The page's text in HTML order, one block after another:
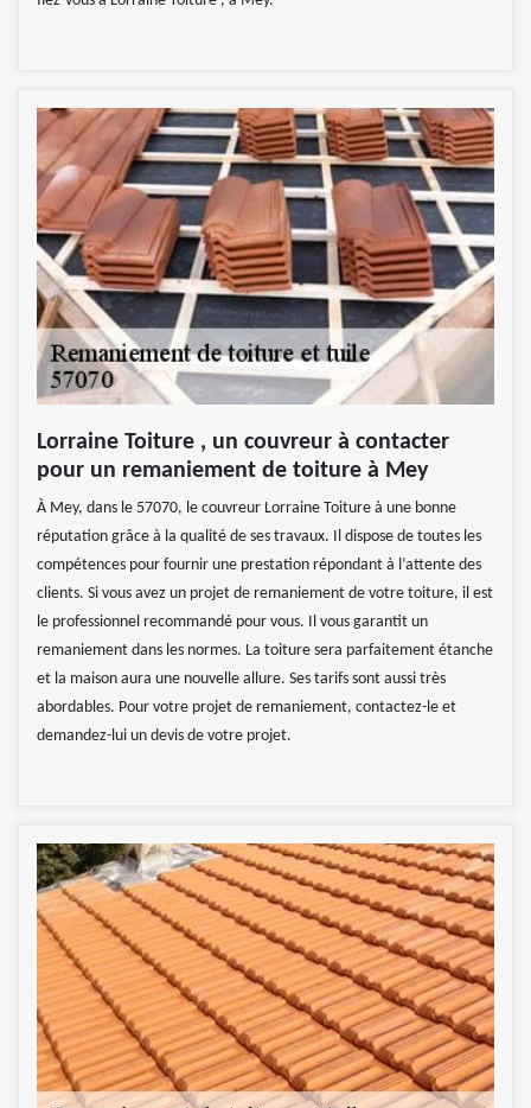
Lorraine Toiture , un couvreur à contacter
pour un remaniement de toiture à Mey
À Mey, dans le 57070, le couvreur Lorraine Toiture à une bonne
réputation grâce à la qualité de ses travaux. Il dispose de toutes les
compétences pour fournir une prestation répondant à l’attente des
clients. Si vous avez un projet de remaniement de votre toiture, il est
le professionnel recommandé pour vous. Il vous garantit un
remaniement dans les normes. La toiture sera parfaitement étanche
et la maison aura une nouvelle allure. Ses tarifs sont aussi très
abordables. Pour votre projet de remaniement, contactez-le et
demandez-lui un devis de votre projet.